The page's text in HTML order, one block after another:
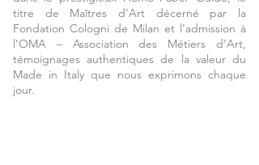
titre de Maîtres d’Art décerné par la
Fondation Cologni de Milan et l’admission à
l’OMA – Association des Métiers d’Art,
témoignages authentiques de la valeur du
Made in Italy que nous exprimons chaque
jour.